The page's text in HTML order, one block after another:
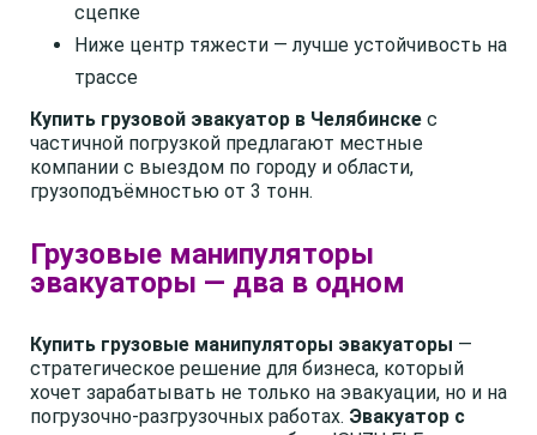
сцепке
Ниже центр тяжести — лучше устойчивость на
трассе
Купить грузовой эвакуатор в Челябинске с
частичной погрузкой предлагают местные
компании с выездом по городу и области,
грузоподъёмностью от 3 тонн.
Грузовые манипуляторы
эвакуаторы — два в одном
Купить грузовые манипуляторы эвакуаторы —
стратегическое решение для бизнеса, который
хочет зарабатывать не только на эвакуации, но и на
погрузочно-разгрузочных работах. Эвакуатор с